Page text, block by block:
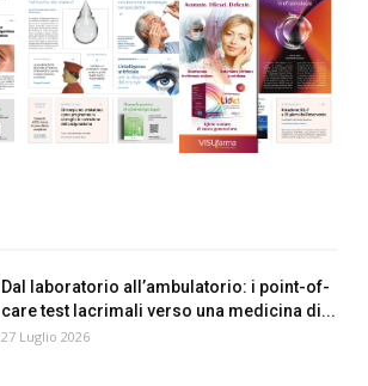
Dal laboratorio all’ambulatorio: i point-of-
care test lacrimali verso una medicina di...
27 Luglio 2026